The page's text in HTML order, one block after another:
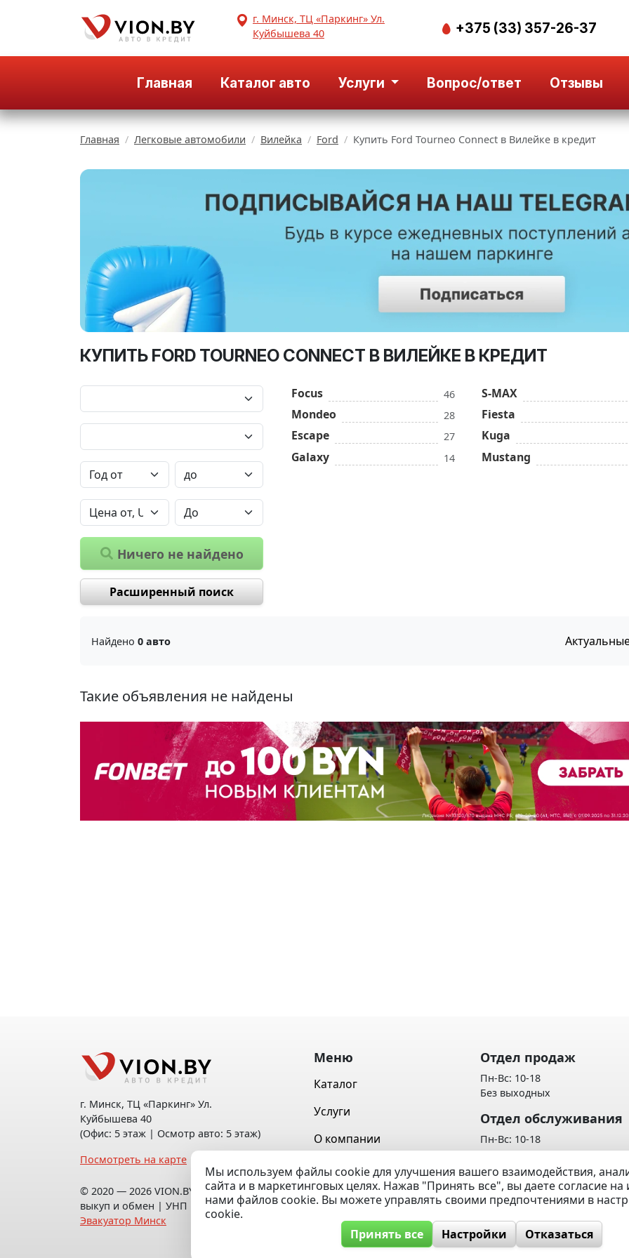
г. Минск, ТЦ «Паркинг» Ул.
Куйбышева 40
+375 (33) 357-26-37
Главная Каталог авто Услуги Вопрос/ответ Отзывы
Главная Легковые автомобили Вилейка Ford Купить Ford Tourneo Connect в Вилейке в кредит
КУПИТЬ FORD TOURNEO CONNECT В ВИЛЕЙКЕ В КРЕДИТ
Ничего не найдено
Расширенный поиск
Focus 46
Mondeo 28
Escape 27
Galaxy 14
S-MAX
Fiesta
Kuga
Mustang
Найдено 0 авто
Такие объявления не найдены
г. Минск, ТЦ «Паркинг» Ул.
Куйбышева 40
(Офис: 5 этаж | Осмотр авто: 5 этаж)
Посмотреть на карте
© 2020 — 2026 VION.BY — Продажа,
выкуп и обмен | УНП 192961100 |
Эвакуатор Минск
Меню
Каталог
Услуги
О компании
Контакты
Вопрос / Ответ
Отдел продаж
Пн-Вс: 10-18
Без выходных
Отдел обслуживания
Пн-Вс: 10-18
Без выходных
Политика обработки
данных
Мы используем файлы cookie для улучшения вашего взаимодействия,
сайта и в маркетинговых целях. Нажав "Принять все", вы даете согласие
нами файлов cookie. Вы можете управлять своими предпочтениями в
cookie.
Принять все
Настройки Отказаться